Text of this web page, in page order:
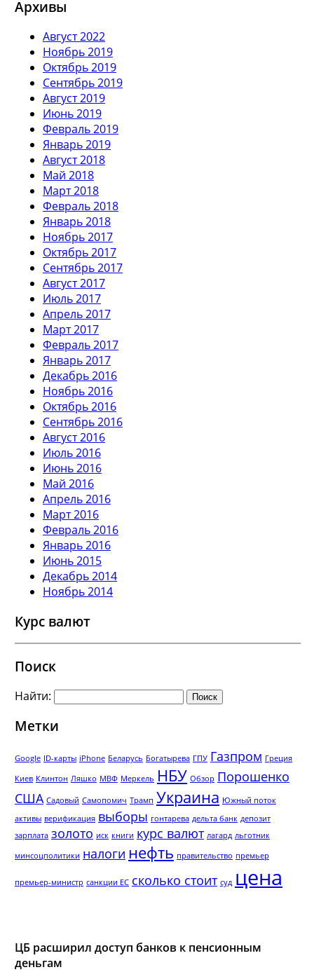
Архивы
Август 2022
Ноябрь 2019
Октябрь 2019
Сентябрь 2019
Август 2019
Июнь 2019
Февраль 2019
Январь 2019
Август 2018
Май 2018
Март 2018
Февраль 2018
Январь 2018
Ноябрь 2017
Октябрь 2017
Сентябрь 2017
Август 2017
Июль 2017
Апрель 2017
Март 2017
Февраль 2017
Январь 2017
Декабрь 2016
Ноябрь 2016
Октябрь 2016
Сентябрь 2016
Август 2016
Июль 2016
Июнь 2016
Май 2016
Апрель 2016
Март 2016
Февраль 2016
Январь 2016
Июнь 2015
Декабрь 2014
Ноябрь 2014
Курс валют
Поиск
Найти:
Метки
Google ID-карты iPhone Беларусь Богатырева ГПУ Газпром Греция
Киев Клинтон Ляшко МВФ Меркель НБУ Обзор Порошенко
США Садовый Самопомич Трамп Украина Южный поток
активы верификация выборы гонтарева дельта банк депозит
зарплата золото иск книги курс валют лагард льготник
минсоцполитики налоги нефть правительство премьер
премьер-министр санкции ЕС сколько стоит суд цена
ЦБ расширил доступ банков к пенсионным
деньгам